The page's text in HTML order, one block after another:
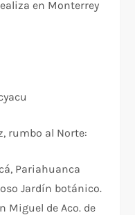
en Monterrey
rumbo al Norte:
Pariahuanca
Jardín botánico.
Miguel de Aco. de